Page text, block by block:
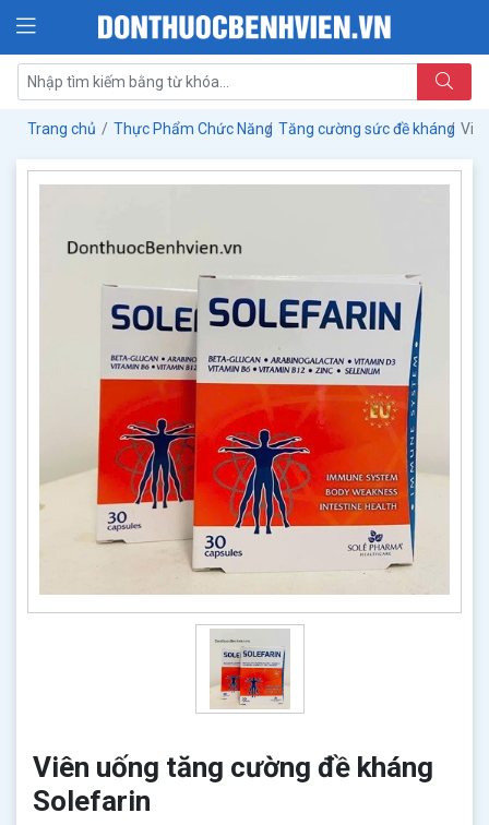
Trang chủ Thực Phẩm Chức Năng Tăng cường sức đề kháng
Viên uống tăng cường đề kháng
Solefarin